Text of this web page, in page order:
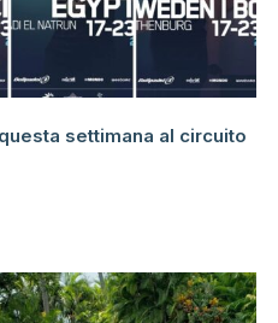
settimana al circuito